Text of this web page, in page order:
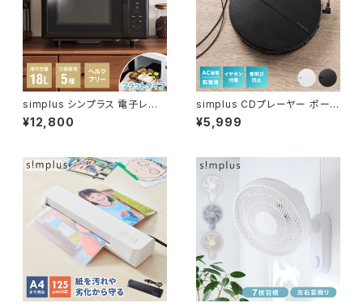
simplus シンプラス 電子レン
ジ 18L ヘルツフリー フラットテ
ーブル 600W 500W 単機能
¥12,800
simplus CDプレーヤー ポータ
ブル 2電源対応 小型 乾電池 U
SB給電 イヤホン付き リスニン
ち運び シンプラス SP-CDP01
¥5,999